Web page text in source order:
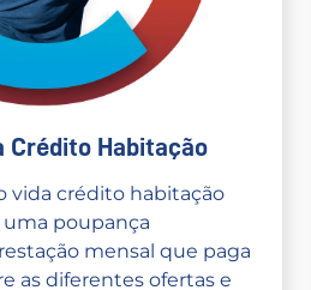
Crédito Habitação
vida crédito habitação
poupança
mensal que paga
as diferentes ofertas e